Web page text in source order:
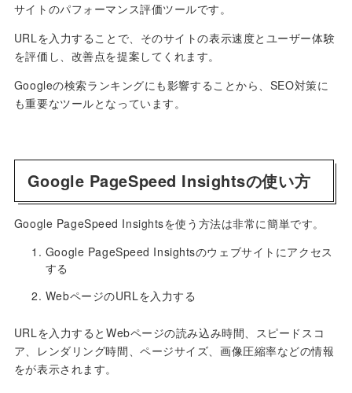
サイトのパフォーマンス評価ツールです。
URLを入力することで、そのサイトの表示速度とユーザー体験
を評価し、改善点を提案してくれます。
Googleの検索ランキングにも影響することから、SEO対策に
も重要なツールとなっています。
Google PageSpeed Insightsの使い方
Google PageSpeed Insightsを使う方法は非常に簡単です。
Google PageSpeed Insightsのウェブサイトにアクセス
する
WebページのURLを入力する
URLを入力するとWebページの読み込み時間、スピードスコ
ア、レンダリング時間、ページサイズ、画像圧縮率などの情報
をが表示されます。